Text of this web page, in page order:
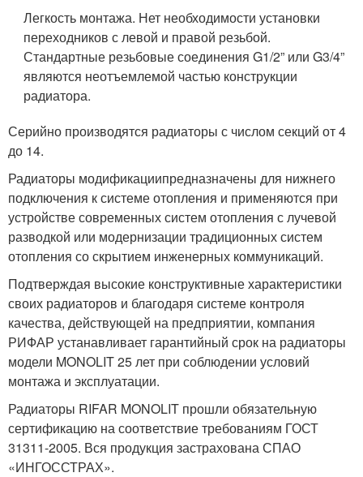
Легкость монтажа. Нет необходимости установки
переходников с левой и правой резьбой.
Стандартные резьбовые соединения G1/2” или G3/4”
являются неотъемлемой частью конструкции
радиатора.
Серийно производятся радиаторы с числом секций от 4
до 14.
Радиаторы модификациипредназначены для нижнего
подключения к системе отопления и применяются при
устройстве современных систем отопления с лучевой
разводкой или модернизации традиционных систем
отопления со скрытием инженерных коммуникаций.
Подтверждая высокие конструктивные характеристики
своих радиаторов и благодаря системе контроля
качества, действующей на предприятии, компания
РИФАР устанавливает гарантийный срок на радиаторы
модели MONOLIT 25 лет при соблюдении условий
монтажа и эксплуатации.
Радиаторы RIFAR MONOLIT прошли обязательную
сертификацию на соответствие требованиям ГОСТ
31311-2005. Вся продукция застрахована СПАО
«ИНГОССТРАХ».